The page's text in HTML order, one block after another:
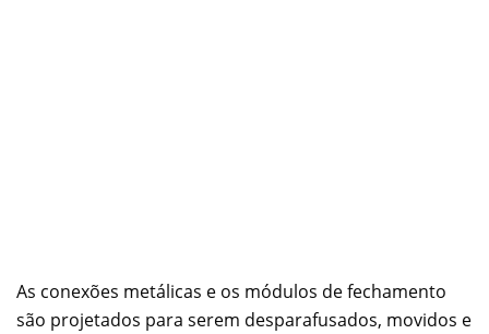
As conexões metálicas e os módulos de fechamento
são projetados para serem desparafusados, movidos e